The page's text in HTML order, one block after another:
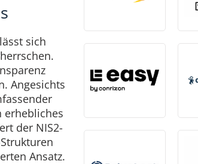
sich
Angesichts
erhebliches
der NIS2-
Ansatz.